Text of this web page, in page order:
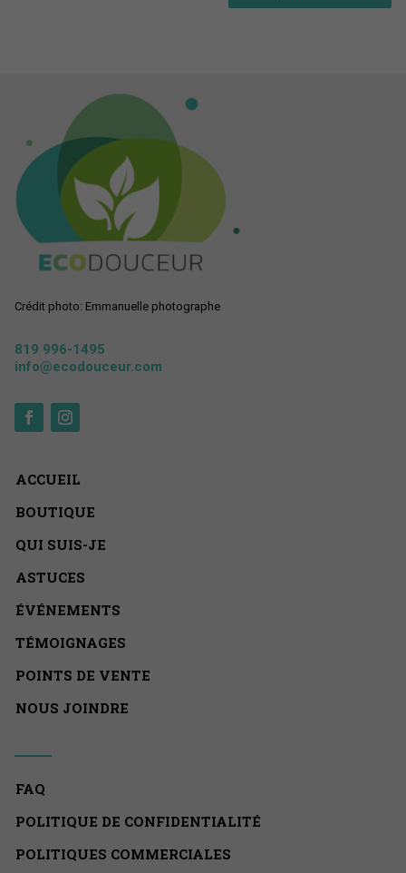
Crédit photo: Emmanuelle photographe
819 996-1495
info@ecodouceur.com
ACCUEIL
BOUTIQUE
QUI SUIS-JE
ASTUCES
ÉVÉNEMENTS
TÉMOIGNAGES
POINTS DE VENTE
NOUS JOINDRE
FAQ
POLITIQUE DE CONFIDENTIALITÉ
POLITIQUES COMMERCIALES